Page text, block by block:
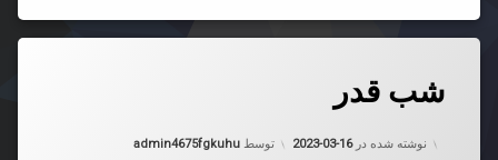
شب قدر
نوشته شده در2023-03-16
به روز شده در 2023-03-16
توسط admin4675fgkuhu